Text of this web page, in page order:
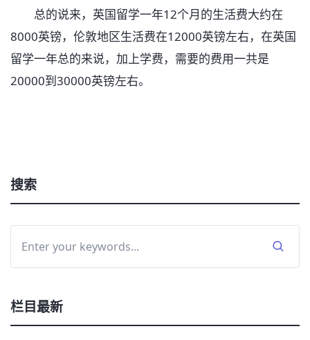
总的说来，英国留学一年12个月的生活费大约在
8000英镑，伦敦地区生活费在12000英镑左右，在英国
留学一年总的来说，加上学费，需要的费用一共是
20000到30000英镑左右。
搜索
栏目最新